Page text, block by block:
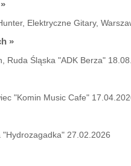
»
Elektryczne Gitary,
»
Ruda Śląska "ADK Berza"
"Komin Music Cafe"
"Hydrozagadka" 27.02.2026